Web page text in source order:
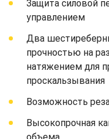
Защита силовой
управлением
Два
прочностью на
натяжением для
проскальзывания
Возможность
Высокопрочная